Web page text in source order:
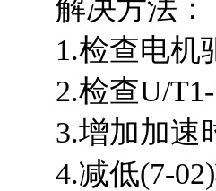
解决方法：
1.检查电机
2.检查U/T1-
3.增加加速
4.减低(7-02)